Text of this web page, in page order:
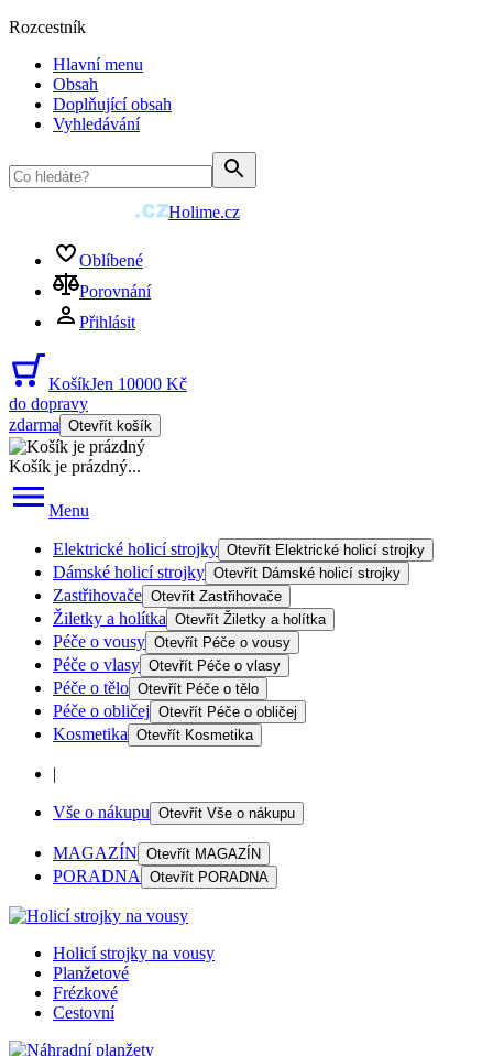
Rozcestník
Hlavní menu
Obsah
Doplňující obsah
Vyhledávání
Holime.cz
Oblíbené
Porovnání
Přihlásit
KošíkJen 10000 Kč
do dopravy
zdarma Otevřít košík
Košík je prázdný...
Menu
Elektrické holicí strojky Otevřít Elektrické holicí strojky
Dámské holicí strojky Otevřít Dámské holicí strojky
Zastřihovače Otevřít Zastřihovače
Žiletky a holítka Otevřít Žiletky a holítka
Péče o vousy Otevřít Péče o vousy
Péče o vlasy Otevřít Péče o vlasy
Péče o tělo Otevřít Péče o tělo
Péče o obličej Otevřít Péče o obličej
Kosmetika Otevřít Kosmetika
|
Vše o nákupu Otevřít Vše o nákupu
MAGAZÍN Otevřít MAGAZÍN
PORADNA Otevřít PORADNA
Holicí strojky na vousy
Planžetové
Frézkové
Cestovní